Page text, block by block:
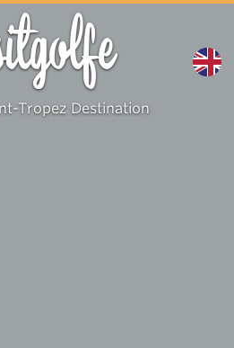
Tropez Destination